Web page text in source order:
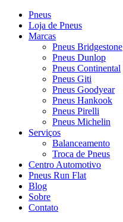
Pneus
Loja de Pneus
Marcas
Pneus Bridgestone
Pneus Dunlop
Pneus Continental
Pneus Giti
Pneus Goodyear
Pneus Hankook
Pneus Pirelli
Pneus Michelin
Serviços
Balanceamento
Troca de Pneus
Centro Automotivo
Pneus Run Flat
Blog
Sobre
Contato